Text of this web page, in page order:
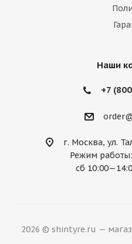
Наши
+7
г. Москва, ул.
Режим
сб
2026 © shintyre.ru —